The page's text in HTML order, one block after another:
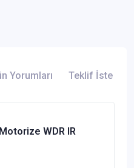
Yorumları Teklif İste
WDR IR